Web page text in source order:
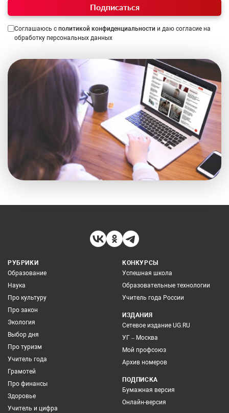
Подписаться
Соглашаюсь с политикой конфиденциальности и даю согласие на
обработку персональных данных
РУБРИКИ
Образование
Наука
Про культуру
Про закон
Экология
Выбор дня
Про туризм
Учитель года
Грамотей
Про финансы
Здоровье
Учитель и цифра
КОНКУРСЫ
Успешная школа
Образовательные технологии
Учитель года России
ИЗДАНИЯ
Сетевое издание UG.RU
УГ – Москва
Мой профсоюз
Архив номеров
ПОДПИСКА
Бумажная версия
Онлайн-версия